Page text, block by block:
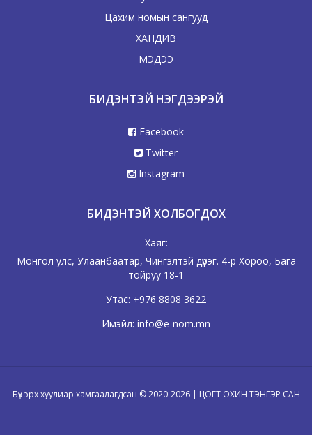
Цахим номын сангууд
ХАНДИВ
МЭДЭЭ
БИДЭНТЭЙ НЭГДЭЭРЭЙ
Facebook
Twitter
Instagram
БИДЭНТЭЙ ХОЛБОГДОХ
Хаяг:
Монгол улс, Улаанбаатар, Чингэлтэй дүүрэг. 4-р Хороо, Бага
тойруу 18-1
Утас: +976 8808 3622
Имэйл: info@e-nom.mn
Бүх эрх хуулиар хамгаалагдсан © 2020-2026 | ЦОГТ ОХИН ТЭНГЭР САН